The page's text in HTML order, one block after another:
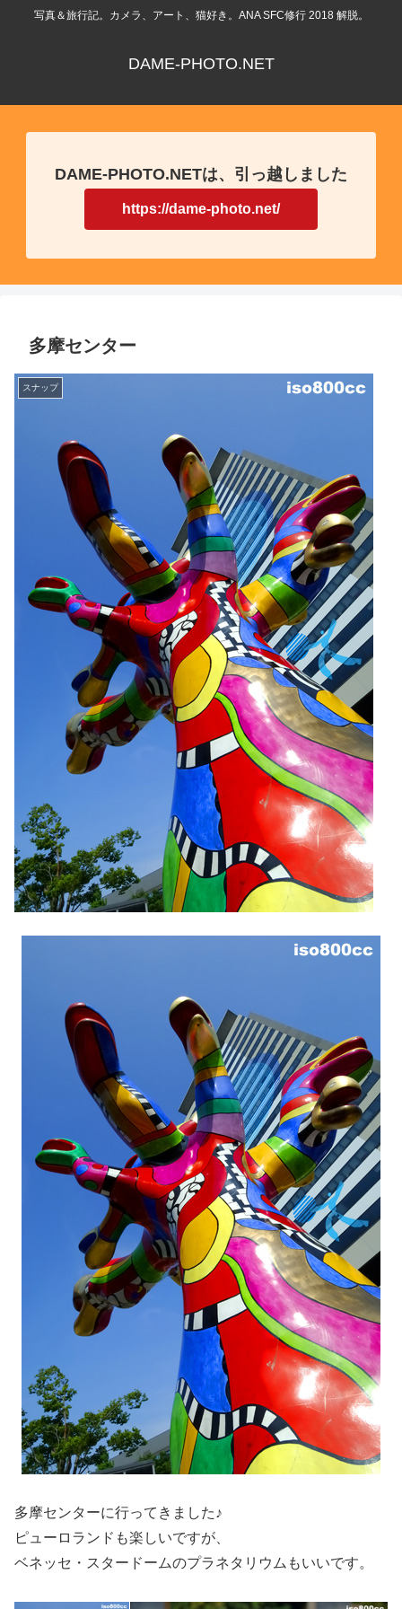
写真＆旅行記。カメラ、アート、猫好き。ANA SFC修行 2018 解脱。
DAME-PHOTO.NET
DAME-PHOTO.NETは、引っ越しました
https://dame-photo.net/
多摩センター
スナップ
多摩センターに行ってきました♪
ピューロランドも楽しいですが、
ベネッセ・スタードームのプラネタリウムもいいです。